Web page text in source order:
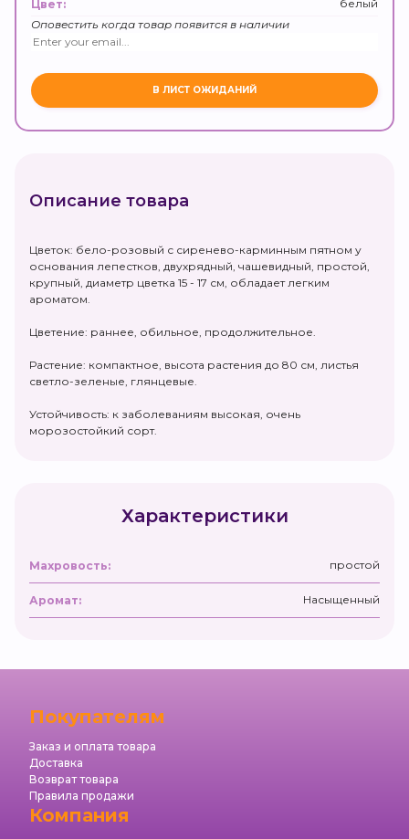
Цвет:
белый
Оповестить когда товар появится в наличии
Описание товара
Цветок: бело-розовый с сиренево-карминным пятном у
основания лепестков, двухрядный, чашевидный, простой,
крупный, диаметр цветка 15 - 17 см, обладает легким
ароматом.
Цветение: раннее, обильное, продолжительное.
Растение: компактное, высота растения до 80 см, листья
светло-зеленые, глянцевые.
Устойчивость: к заболеваниям высокая, очень
морозостойкий сорт.
Характеристики
Махровость: простой
Аромат: Насыщенный
Покупателям
Заказ и оплата товара
Доставка
Возврат товара
Правила продажи
Компания